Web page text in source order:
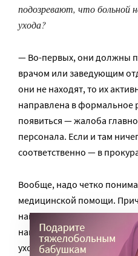
подозревают, что больной
ухода?
— Во-первых, они должны
врачом или заведующим
они не находят, то их
направлена в формальное
появиться — жалоба
персонала. Если и там
соответственно — в
Вообще, надо четко
медицинской помощи.
например, откроете
найдете очень много
ухода. А медицинская